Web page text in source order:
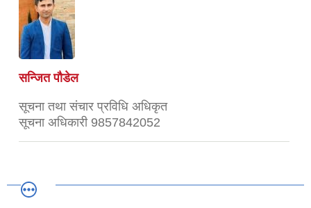
सन्जित पौडेल
सूचना तथा संचार प्रविधि अधिकृत
सूचना अधिकारी 9857842052